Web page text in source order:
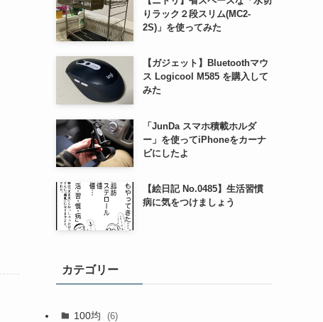
りラック２段スリム(MC2-
2S)」を使ってみた
【ガジェット】Bluetoothマウ
ス Logicool M585 を購入して
みた
「JunDa スマホ積載ホルダ
ー」を使ってiPhoneをカーナ
ビにしたよ
【絵日記 No.0485】生活習慣
病に気をつけましょう
カテゴリー
100均 (6)